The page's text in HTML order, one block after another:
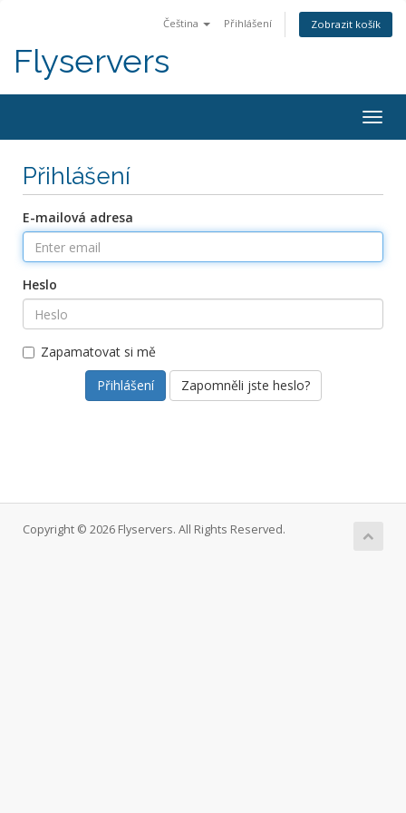
Čeština Přihlášení Zobrazit košík
Flyservers
Přihlášení
E-mailová adresa
Heslo
Zapamatovat si mě
Zapomněli jste heslo?
Copyright © 2026 Flyservers. All Rights Reserved.